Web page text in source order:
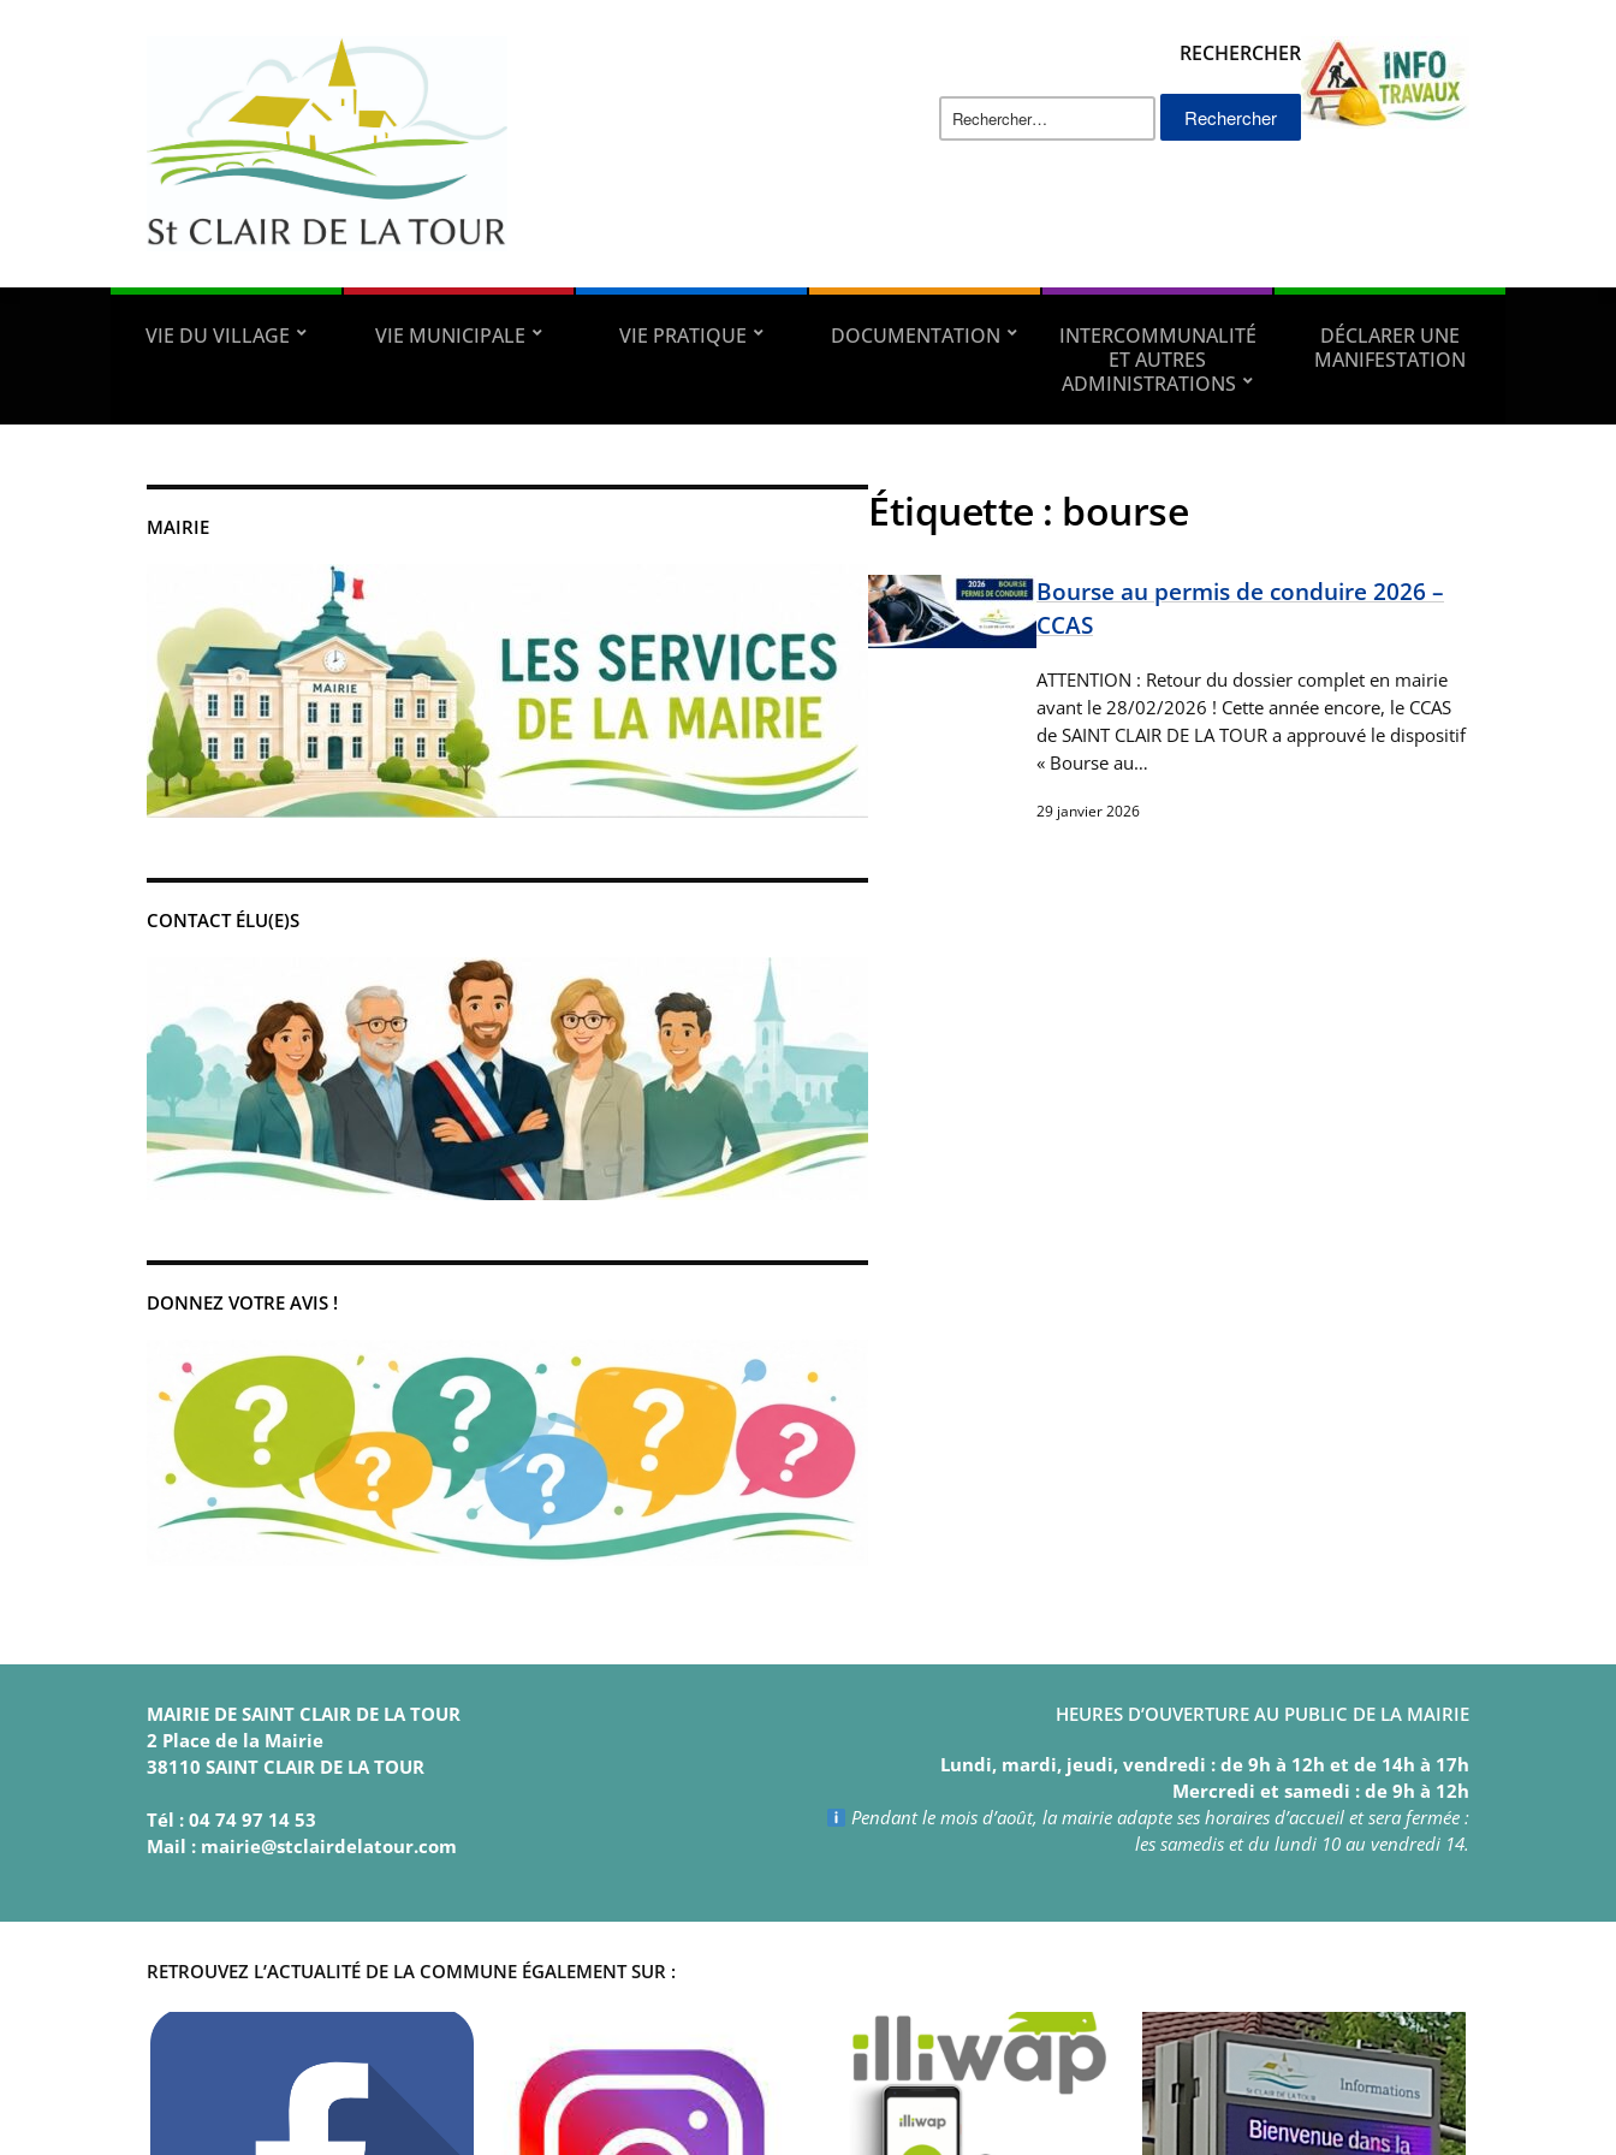
RECHERCHER
Rechercher :
VIE DU VILLAGE VIE MUNICIPALE VIE PRATIQUE DOCUMENTATION
INTERCOMMUNALITÉ
ET AUTRES
ADMINISTRATIONS
DÉCLARER UNE
MANIFESTATION
MAIRIE
CONTACT ÉLU(E)S
DONNEZ VOTRE AVIS !
Étiquette : bourse
Bourse au permis de conduire 2026 –
CCAS
ATTENTION : Retour du dossier complet en mairie
avant le 28/02/2026 ! Cette année encore, le CCAS
de SAINT CLAIR DE LA TOUR a approuvé le dispositif
« Bourse au…
29 janvier 2026
MAIRIE DE SAINT CLAIR DE LA TOUR
2 Place de la Mairie
38110 SAINT CLAIR DE LA TOUR
Tél : 04 74 97 14 53
Mail : mairie@stclairdelatour.com
HEURES D’OUVERTURE AU PUBLIC DE LA MAIRIE
Lundi, mardi, jeudi, vendredi : de 9h à 12h et de 14h à 17h
Mercredi et samedi : de 9h à 12h
Pendant le mois d’août, la mairie adapte ses horaires d’accueil et sera fermée :
les samedis et du lundi 10 au vendredi 14.
RETROUVEZ L’ACTUALITÉ DE LA COMMUNE ÉGALEMENT SUR :